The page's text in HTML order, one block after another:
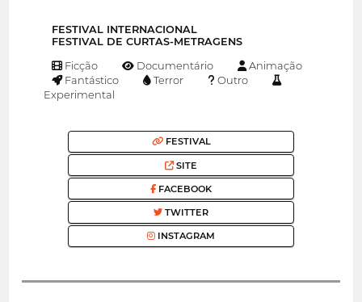
FESTIVAL INTERNACIONAL
FESTIVAL DE CURTAS-METRAGENS
Ficção Documentário
Animação
Fantástico
Terror
Outro
Experimental
FESTIVAL
SITE
FACEBOOK
TWITTER
INSTAGRAM